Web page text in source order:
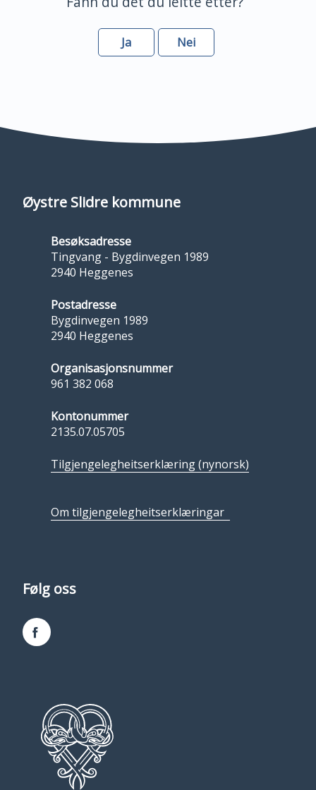
Ja Nei
Øystre Slidre kommune
Besøksadresse
Tingvang - Bygdinvegen 1989
2940 Heggenes
Postadresse
Bygdinvegen 1989
2940 Heggenes
Organisasjonsnummer
961 382 068
Kontonummer
2135.07.05705
Tilgjengelegheitserklæring (nynorsk)
Om tilgjengelegheitserklæringar
Følg oss
Facebook